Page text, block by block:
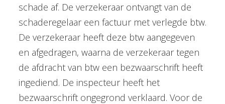
schade af. De verzekeraar ontvangt van de
schaderegelaar een factuur met verlegde btw.
De verzekeraar heeft deze btw aangegeven
en afgedragen, waarna de verzekeraar tegen
de afdracht van btw een bezwaarschrift heeft
ingediend. De inspecteur heeft het
bezwaarschrift ongegrond verklaard. Voor de